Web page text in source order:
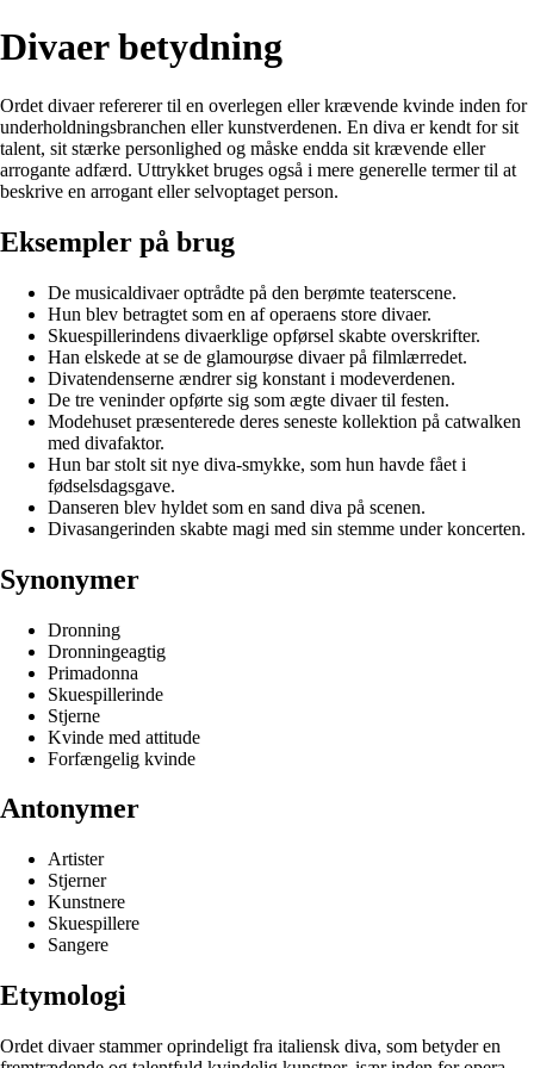
Divaer betydning
Ordet divaer refererer til en overlegen eller krævende kvinde inden for
underholdningsbranchen eller kunstverdenen. En diva er kendt for sit
talent, sit stærke personlighed og måske endda sit krævende eller
arrogante adfærd. Uttrykket bruges også i mere generelle termer til at
beskrive en arrogant eller selvoptaget person.
Eksempler på brug
De musicaldivaer optrådte på den berømte teaterscene.
Hun blev betragtet som en af operaens store divaer.
Skuespillerindens divaerklige opførsel skabte overskrifter.
Han elskede at se de glamourøse divaer på filmlærredet.
Divatendenserne ændrer sig konstant i modeverdenen.
De tre veninder opførte sig som ægte divaer til festen.
Modehuset præsenterede deres seneste kollektion på catwalken
med divafaktor.
Hun bar stolt sit nye diva-smykke, som hun havde fået i
fødselsdagsgave.
Danseren blev hyldet som en sand diva på scenen.
Divasangerinden skabte magi med sin stemme under koncerten.
Synonymer
Dronning
Dronningeagtig
Primadonna
Skuespillerinde
Stjerne
Kvinde med attitude
Forfængelig kvinde
Antonymer
Artister
Stjerner
Kunstnere
Skuespillere
Sangere
Etymologi
Ordet divaer stammer oprindeligt fra italiensk diva, som betyder en